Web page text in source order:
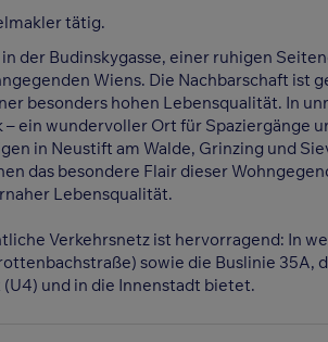
tätig.
der Budinskygasse, einer ruhigen
Wiens. Die Nachbarschaft ist
besonders hohen Lebensqualität. In
ein wundervoller Ort für Spaziergänge
in Neustift am Walde, Grinzing und
das besondere Flair dieser
Lebensqualität.
Verkehrsnetz ist hervorragend: In
sowie die Buslinie 35A,
und in die Innenstadt bietet.